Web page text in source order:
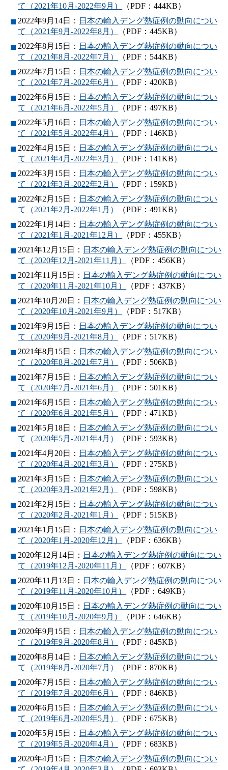
て（2021年10月-2022年9月）
（PDF：444KB）
2022年9月14日： 日本の輸入デング熱症例の動向につい
て（2021年9月-2022年8月）
（PDF：445KB）
2022年8月15日： 日本の輸入デング熱症例の動向につい
て（2021年8月-2022年7月）
（PDF：544KB）
2022年7月15日： 日本の輸入デング熱症例の動向につい
て（2021年7月-2022年6月）
（PDF：420KB）
2022年6月15日： 日本の輸入デング熱症例の動向につい
て（2021年6月-2022年5月）
（PDF：497KB）
2022年5月16日： 日本の輸入デング熱症例の動向につい
て（2021年5月-2022年4月）
（PDF：146KB）
2022年4月15日： 日本の輸入デング熱症例の動向につい
て（2021年4月-2022年3月）
（PDF：141KB）
2022年3月15日： 日本の輸入デング熱症例の動向につい
て（2021年3月-2022年2月）
（PDF：159KB）
2022年2月15日： 日本の輸入デング熱症例の動向につい
て（2021年2月-2022年1月）
（PDF：491KB）
2022年1月14日： 日本の輸入デング熱症例の動向につい
て（2021年1月-2021年12月）
（PDF：455KB）
2021年12月15日： 日本の輸入デング熱症例の動向につい
て（2020年12月-2021年11月）
（PDF：456KB）
2021年11月15日： 日本の輸入デング熱症例の動向につい
て（2020年11月-2021年10月）
（PDF：437KB）
2021年10月20日： 日本の輸入デング熱症例の動向につい
て（2020年10月-2021年9月）
（PDF：517KB）
2021年9月15日： 日本の輸入デング熱症例の動向につい
て（2020年9月-2021年8月）
（PDF：517KB）
2021年8月15日： 日本の輸入デング熱症例の動向につい
て（2020年8月-2021年7月）
（PDF：506KB）
2021年7月15日： 日本の輸入デング熱症例の動向につい
て（2020年7月-2021年6月）
（PDF：501KB）
2021年6月15日： 日本の輸入デング熱症例の動向につい
て（2020年6月-2021年5月）
（PDF：471KB）
2021年5月18日： 日本の輸入デング熱症例の動向につい
て（2020年5月-2021年4月）
（PDF：593KB）
2021年4月20日： 日本の輸入デング熱症例の動向につい
て（2020年4月-2021年3月）
（PDF：275KB）
2021年3月15日： 日本の輸入デング熱症例の動向につい
て（2020年3月-2021年2月）
（PDF：598KB）
2021年2月15日： 日本の輸入デング熱症例の動向につい
て（2020年2月-2021年1月）
（PDF：515KB）
2021年1月15日： 日本の輸入デング熱症例の動向につい
て（2020年1月-2020年12月）
（PDF：636KB）
2020年12月14日： 日本の輸入デング熱症例の動向につい
て（2019年12月-2020年11月）
（PDF：607KB）
2020年11月13日： 日本の輸入デング熱症例の動向につい
て（2019年11月-2020年10月）
（PDF：649KB）
2020年10月15日： 日本の輸入デング熱症例の動向につい
て（2019年10月-2020年9月）
（PDF：646KB）
2020年9月15日： 日本の輸入デング熱症例の動向につい
て（2019年9月-2020年8月）
（PDF：845KB）
2020年8月14日： 日本の輸入デング熱症例の動向につい
て（2019年8月-2020年7月）
（PDF：870KB）
2020年7月15日： 日本の輸入デング熱症例の動向につい
て（2019年7月-2020年6月）
（PDF：846KB）
2020年6月15日： 日本の輸入デング熱症例の動向につい
て（2019年6月-2020年5月）
（PDF：675KB）
2020年5月15日： 日本の輸入デング熱症例の動向につい
て（2019年5月-2020年4月）
（PDF：683KB）
2020年4月15日： 日本の輸入デング熱症例の動向につい